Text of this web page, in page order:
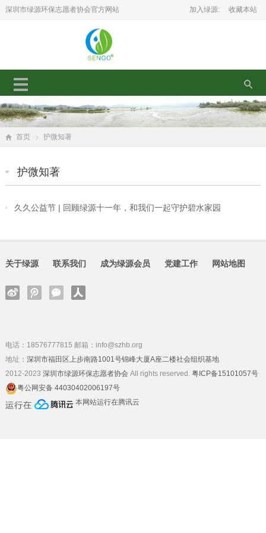
深圳市绿源环保志愿者协会官方网站 加入绿源: 收藏本站
首页 护微知著
护微知著
久久公益节 | 回顾绿源十一年，和我们一起守护碧水家园
关于绿源 联系我们 成为绿源会员 党建工作 网站地图
电话：18576777815 邮箱：info@szhb.org
地址： 深圳市福田区上步南路1001号锦峰大厦A座二楼社会组织基地
2012-2023 深圳市绿源环保志愿者协会All rights reserved. 粤ICP备15101057号
粤公网安备 44030402006197号
本网站运行在腾讯云